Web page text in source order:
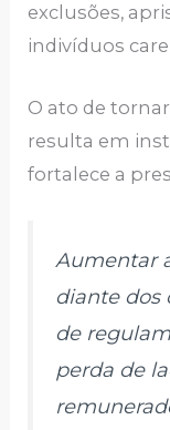
exclusões,
indivíduos
O ato de
resulta em
fortalece a
Aumentar
diante dos
de
perda de